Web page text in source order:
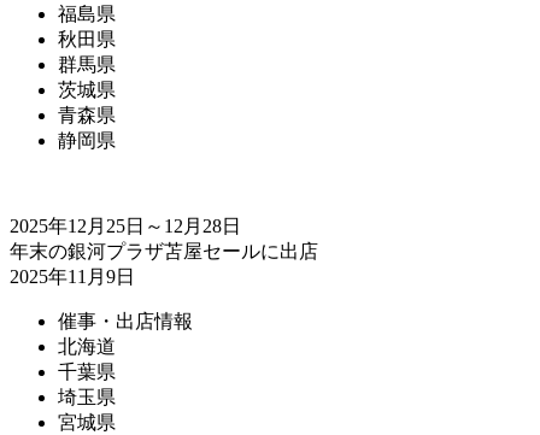
福島県
秋田県
群馬県
茨城県
青森県
静岡県
2025年12月25日～12月28日
年末の銀河プラザ苫屋セールに出店
2025年11月9日
催事・出店情報
北海道
千葉県
埼玉県
宮城県